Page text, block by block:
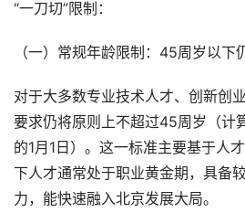
“一刀切”限制：
（一）常规年龄限制：45周岁以下
对于大多数专业技术人才、创新创
要求仍将原则上不超过45周岁（计
的1月1日）。这一标准主要基于
下人才通常处于职业黄金期，具备
力，能快速融入北京发展大局。